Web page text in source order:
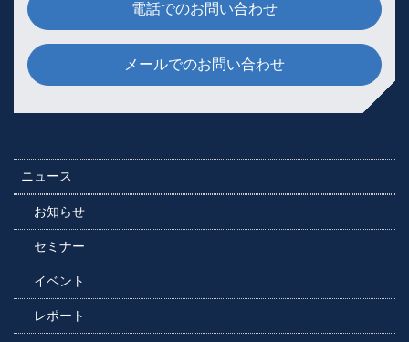
電話でのお問い合わせ
メールでのお問い合わせ
ニュース
お知らせ
セミナー
イベント
レポート